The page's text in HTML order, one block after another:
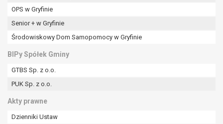
OPS w Gryfinie
Senior + w Gryfinie
Środowiskowy Dom Samopomocy w Gryfinie
BIPy Spółek Gminy
GTBS Sp. z o.o.
PUK Sp. z o.o.
Akty prawne
Dzienniki Ustaw